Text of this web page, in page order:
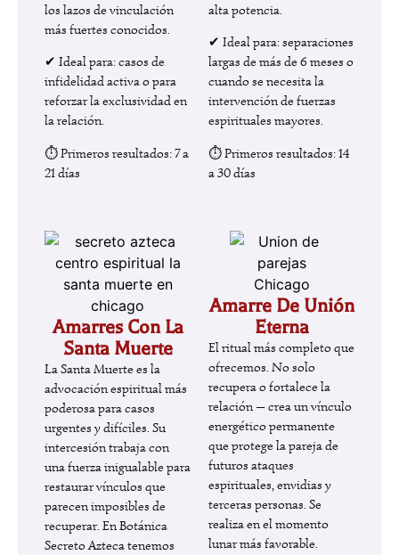
los lazos de vinculación
más fuertes conocidos.
✔ Ideal para: casos de
infidelidad activa o para
reforzar la exclusividad en
la relación.
⏱ Primeros resultados: 7 a
21 días
alta potencia.
✔ Ideal para: separaciones
largas de más de 6 meses o
cuando se necesita la
intervención de fuerzas
espirituales mayores.
⏱ Primeros resultados: 14
a 30 días
Amarres Con La
Santa Muerte
La Santa Muerte es la
advocación espiritual más
poderosa para casos
urgentes y difíciles. Su
intercesión trabaja con
una fuerza inigualable para
restaurar vínculos que
parecen imposibles de
recuperar. En Botánica
Secreto Azteca tenemos
Amarre De Unión
Eterna
El ritual más completo que
ofrecemos. No solo
recupera o fortalece la
relación — crea un vínculo
energético permanente
que protege la pareja de
futuros ataques
espirituales, envidias y
terceras personas. Se
realiza en el momento
lunar más favorable.